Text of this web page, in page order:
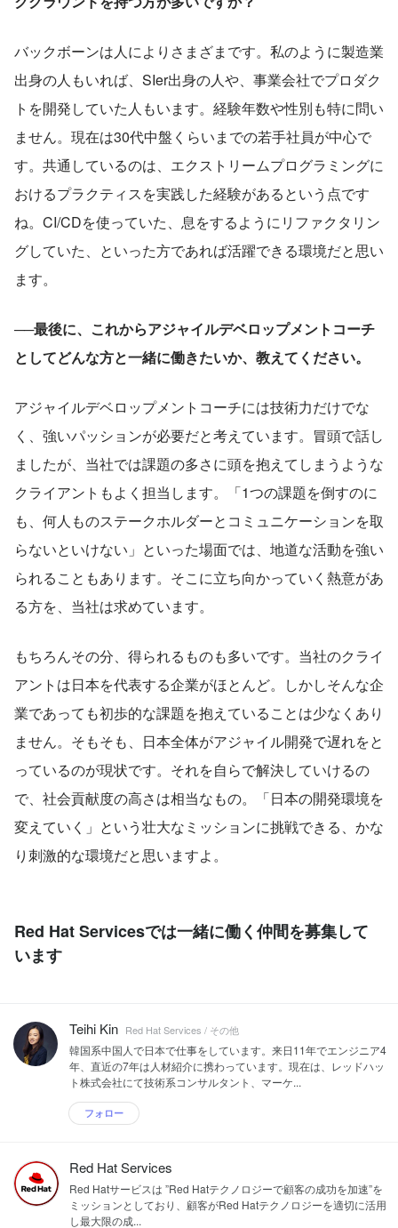
バックボーンは人によりさまざまです。私のように製造業
出身の人もいれば、SIer出身の人や、事業会社でプロダク
トを開発していた人もいます。経験年数や性別も特に問い
ません。現在は30代中盤くらいまでの若手社員が中心で
す。共通しているのは、エクストリームプログラミングに
おけるプラクティスを実践した経験があるという点です
ね。CI/CDを使っていた、息をするようにリファクタリン
グしていた、といった方であれば活躍できる環境だと思い
ます。
──最後に、これからアジャイルデベロップメントコーチ
としてどんな方と一緒に働きたいか、教えてください。
アジャイルデベロップメントコーチには技術力だけでな
く、強いパッションが必要だと考えています。冒頭で話し
ましたが、当社では課題の多さに頭を抱えてしまうような
クライアントもよく担当します。「1つの課題を倒すのに
も、何人ものステークホルダーとコミュニケーションを取
らないといけない」といった場面では、地道な活動を強い
られることもあります。そこに立ち向かっていく熱意があ
る方を、当社は求めています。
もちろんその分、得られるものも多いです。当社のクライ
アントは日本を代表する企業がほとんど。しかしそんな企
業であっても初歩的な課題を抱えていることは少なくあり
ません。そもそも、日本全体がアジャイル開発で遅れをと
っているのが現状です。それを自らで解決していけるの
で、社会貢献度の高さは相当なもの。「日本の開発環境を
変えていく」という壮大なミッションに挑戦できる、かな
り刺激的な環境だと思いますよ。
Red Hat Servicesでは一緒に働く仲間を募集して
います
Teihi Kin Red Hat Services / その他
韓国系中国人で日本で仕事をしています。来日11年でエンジニア4
年、直近の7年は人材紹介に携わっています。現在は、レッドハッ
ト株式会社にて技術系コンサルタント、マーケ...
フォロー
Red Hat Services
Red Hatサービスは ”Red Hatテクノロジーで顧客の成功を加速”を
ミッションとしており、顧客がRed Hatテクノロジーを適切に活用
し最大限の成...